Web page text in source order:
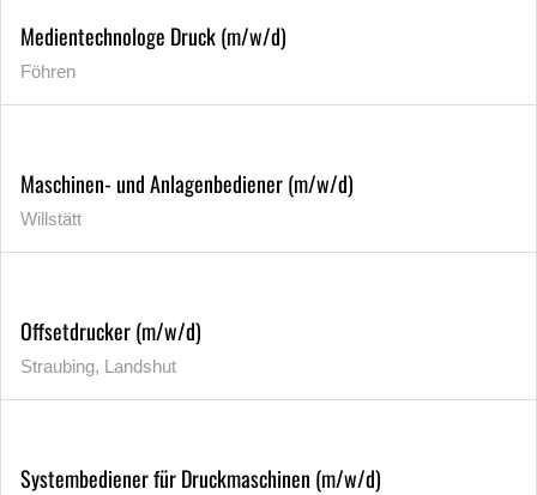
Medientechnologe Druck (m/w/d)
Föhren
Maschinen- und Anlagenbediener (m/w/d)
Willstätt
Offsetdrucker (m/w/d)
Straubing, Landshut
Systembediener für Druckmaschinen (m/w/d)